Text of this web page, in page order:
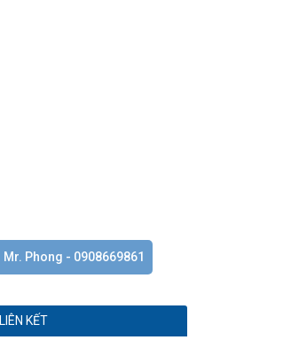
Mr. Phong - 0908669861
LIÊN KẾT